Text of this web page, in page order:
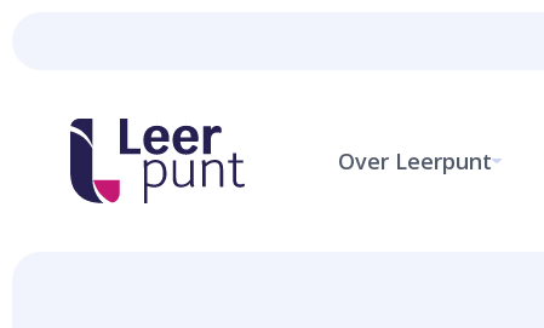
Over Leerpunt